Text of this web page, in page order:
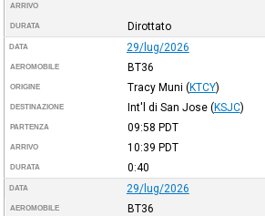
ARRIVO
DURATA Dirottato
DATA 29/lug/2026
AEROMOBILE BT36
ORIGINE Tracy Muni (KTCY)
DESTINAZIONE Int'l di San Jose (KSJC)
PARTENZA 09:58 PDT
ARRIVO 10:39 PDT
DURATA 0:40
DATA 29/lug/2026
AEROMOBILE BT36